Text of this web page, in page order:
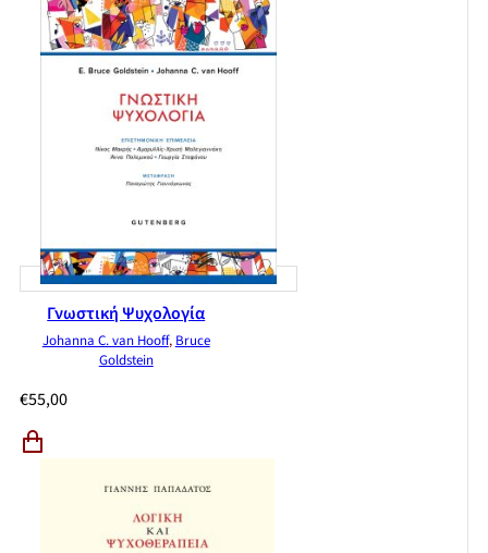
Γνωστική Ψυχολογία
Johanna C. van Hooff, Bruce
Goldstein
€55,00